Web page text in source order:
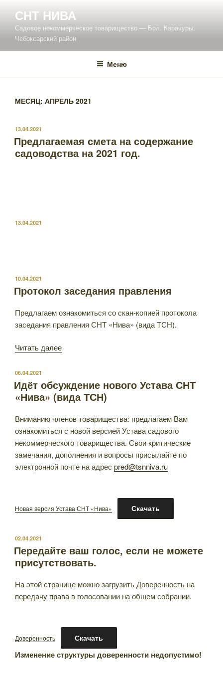
содержимому
СНТ НИВА
Садовое некоммерческое товарищество — Бол. Карачуры,
Чебоксарский район
Меню
МЕСЯЦ: АПРЕЛЬ 2021
ОПУБЛИКОВАНО
13.04.2021
Предлагаемая смета на содержание
садоводства на 2021 год.
ОПУБЛИКОВАНО
13.04.2021
ОПУБЛИКОВАНО
10.04.2021
Протокол заседания правления
Предлагаем ознакомиться со скан-копией протокола
заседания правления СНТ «Нива» (вида ТСН).
Читать далее«Протокол
ОПУБЛИКОВАНО
06.04.2021
Идёт обсуждение нового Устава СНТ
«Нива» (вида ТСН)
Вниманию членов товарищества: предлагаем Вам
ознакомиться с новой версией Устава садового
некоммерческого товарищества. Свои критические
замечания, дополнения и вопросы присылайте по
электронной почте на адрес pred@tsnniva.ru
Новая версия Устава СНТ «Нива» Скачать
ОПУБЛИКОВАНО
02.04.2021
Передайте ваш голос, если не можете
присутствовать.
На этой странице можно загрузить Доверенность на
передачу права в голосовании на общем собрании.
Доверенность Скачать
Изменение структуры доверенности недопустимо!